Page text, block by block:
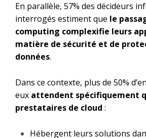
En parallèle, 57% des décideurs
interrogés estiment que le
computing complexifie leurs
matière de sécurité et de
données.
Dans ce contexte, plus de 50%
eux attendent spécifiquement
prestataires de cloud :
Hébergent leurs solutions